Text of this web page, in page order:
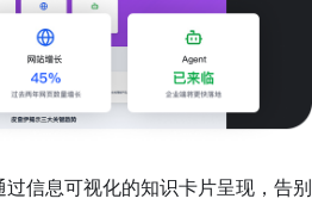
信息可视化的知识卡片呈现，告别